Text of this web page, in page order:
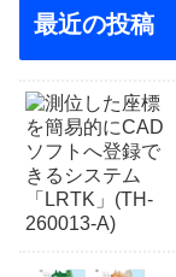
最近の投稿